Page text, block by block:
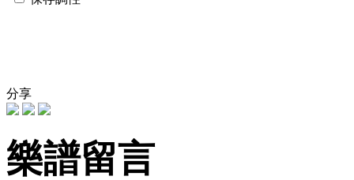
分享
樂譜留言